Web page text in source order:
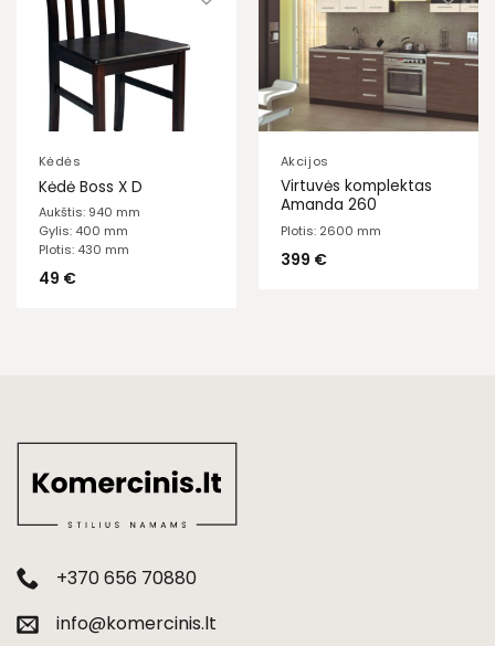
Kėdės
Kėdė Boss X D
Aukštis: 940 mm
Gylis: 400 mm
Plotis: 430 mm
49 €
Akcijos
Virtuvės komplektas
Amanda 260
Plotis: 2600 mm
399 €
+370 656 70880
info@komercinis.lt